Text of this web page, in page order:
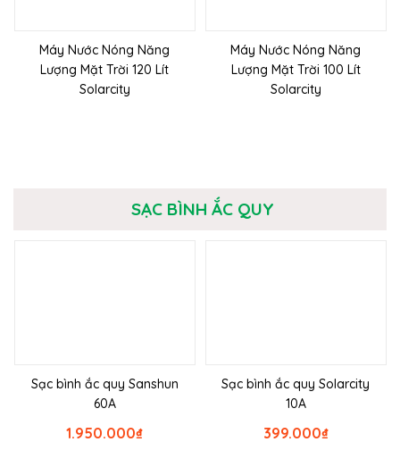
Máy Nước Nóng Năng
Lượng Mặt Trời 120 Lít
Solarcity
Máy Nước Nóng Năng
Lượng Mặt Trời 100 Lít
Solarcity
SẠC BÌNH ẮC QUY
Sạc bình ắc quy Sanshun
60A
₫
1.950.000
Sạc bình ắc quy Solarcity
10A
₫
399.000